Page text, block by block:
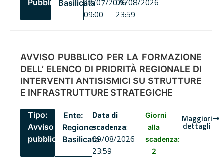
PubblicoBasilicata22/07/2026
09:00
06/08/2026
23:59
AVVISO PUBBLICO PER LA FORMAZIONE
DELL’ ELENCO DI PRIORITÀ REGIONALE DI
INTERVENTI ANTISISMICI SU STRUTTURE
E INFRASTRUTTURE STRATEGICHE
Tipo:
Avviso
pubblico
Ente:
Regione
Basilicata
Data di
scadenza:
09/08/2026
23:59
Giorni
alla
scadenza:
2
Maggiori
dettagli